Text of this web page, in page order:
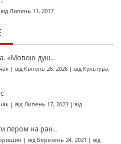
від Липень 11, 2017
«Мовою душ...
| від Квітень 26, 2026| від Культура,
| від Липень 17, 2023| від
пером на ран...
| від Березень 24, 2021 | від